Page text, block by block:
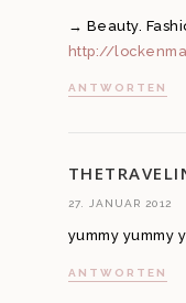
→ Beauty.
http://
ANTWORTEN
27. JANUAR 2012
yummy yummy
ANTWORTEN